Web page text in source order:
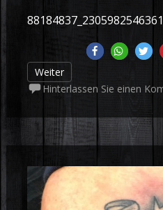
Weiter
Hinterlassen Sie einen